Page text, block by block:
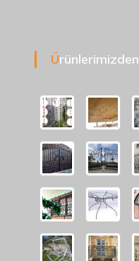
Ürünlerimizden